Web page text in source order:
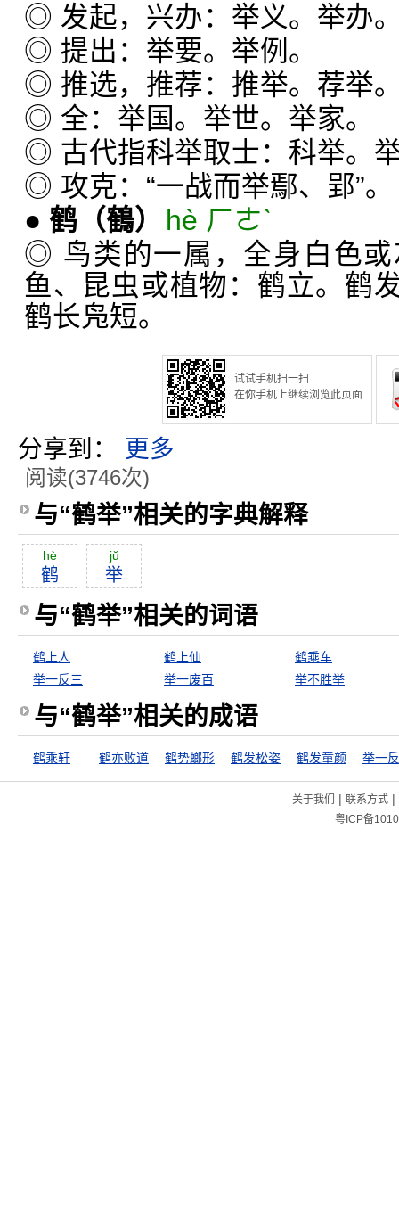
◎ 发起，兴办：举义。举办
◎ 提出：举要。举例。
◎ 推选，推荐：推举。荐举
◎ 全：举国。举世。举家。
◎ 古代指科举取士：科举。
◎ 攻克：“一战而举鄢、郢”。
● 鹤 （鶴）
hè ㄏㄜˋ
◎ 鸟类的一属，全身白色
鱼、昆虫或植物：鹤立。鹤
鹤长凫短。
试试手机扫一扫
在你手机上继续浏览此页面
分享到： 更多
阅读(3746次)
与“鹤举”相关的字典解释
hè
鹤
jŭ
举
与“鹤举”相关的词语
鹤上人 鹤上仙
鹤乘车
举一反三
举一废百 举不胜举
与“鹤举”相关的成语
鹤乘轩 鹤亦败道 鹤势螂形 鹤发松姿 鹤发童颜 举一
关于我们 | 联系方式|
粤ICP备